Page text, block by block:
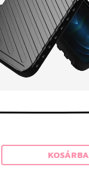
KOSÁRBA